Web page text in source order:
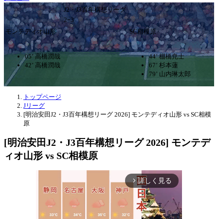
J2・J3百年構想リーグ
2ｰ3
モンテディオ山形
SC相模原
05’ 高橋潤哉
42’ 高橋潤哉
44’ 棚橋尭士
67’ 杉本蓮
79’ 山内琳太郎
トップページ
Jリーグ
[明治安田J2・J3百年構想リーグ 2026] モンテディオ山形 vs SC相模
原
[明治安田J2・J3百年構想リーグ 2026] モンテデ
ィオ山形 vs SC相模原
arrow_forward_ios 詳しく見る